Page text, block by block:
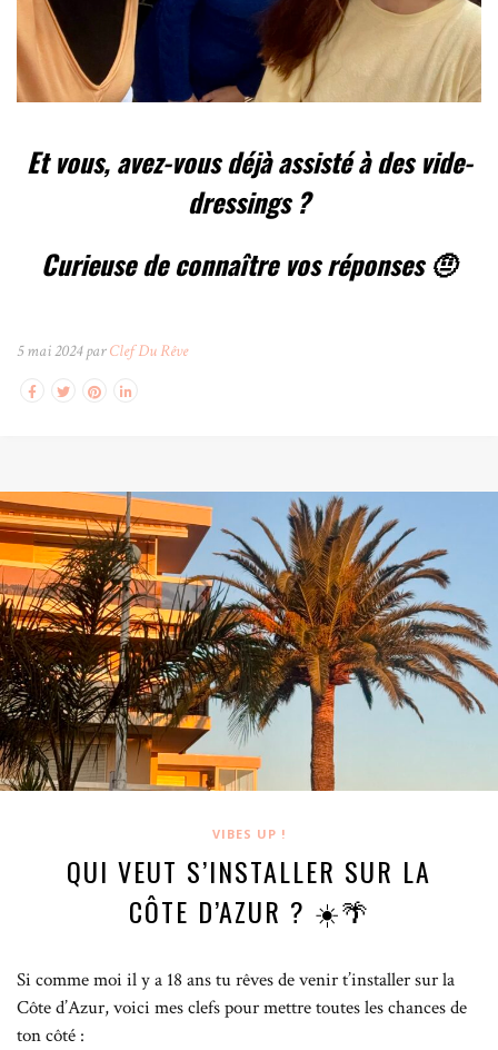
Et vous, avez-vous déjà assisté à des vide-
dressings ?
Curieuse de connaître vos réponses 🤨
5 mai 2024 parClef Du Rêve
VIBES UP !
QUI VEUT S’INSTALLER SUR LA
CÔTE D’AZUR ? ☀️🌴
Si comme moi il y a 18 ans tu rêves de venir t’installer sur la
Côte d’Azur, voici mes clefs pour mettre toutes les chances de
ton côté :